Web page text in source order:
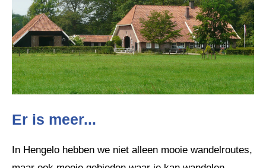
Er is meer...
In Hengelo hebben we niet alleen mooie wandelroutes,